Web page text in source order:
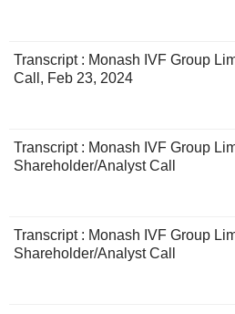
Transcript : Monash IVF Group
Call, Feb 23, 2024
Transcript : Monash IVF Group
Shareholder/Analyst Call
Transcript : Monash IVF Group
Shareholder/Analyst Call